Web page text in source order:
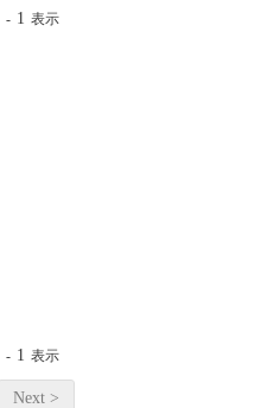
- 1 表示
- 1 表示
Next >